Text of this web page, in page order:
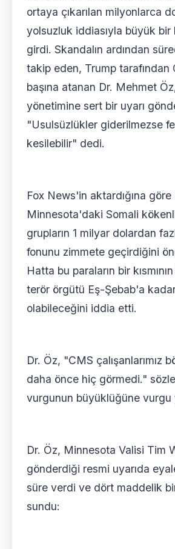
ortaya çıkarılan milyonlarca
yolsuzluk iddiasıyla büyük bir
girdi. Skandalın ardından
takip eden, Trump tarafından
başına atanan Dr. Mehmet
yönetimine sert bir uyarı
"Usulsüzlükler giderilmezse
kesilebilir" dedi.
Fox News'in aktardığına göre
Minnesota'daki Somali
grupların 1 milyar dolardan
fonunu zimmete geçirdiğini
Hatta bu paraların bir
terör örgütü Eş-Şebab'a
olabileceğini iddia etti.
Dr. Öz, "CMS çalışanlarımız
daha önce hiç görmedi."
vurgunun büyüklüğüne vurgu
Dr. Öz, Minnesota Valisi Tim
gönderdiği resmi uyarıda
süre verdi ve dört maddelik
sundu: